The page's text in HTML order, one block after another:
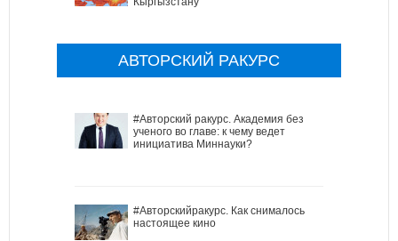
АВТОРСКИЙ РАКУРС
#Авторский ракурс. Академия без
ученого во главе: к чему ведет
инициатива Миннауки?
#Авторскийракурс. Как снималось
настоящее кино